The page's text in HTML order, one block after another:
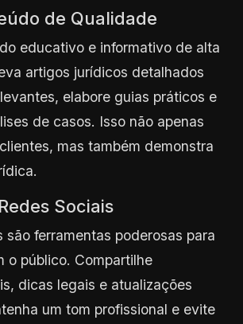
de Qualidade
educativo e informativo de alta
artigos jurídicos detalhados
elabore guias práticos e
de casos. Isso não apenas
mas também demonstra
Sociais
são ferramentas poderosas para
o público. Compartilhe
dicas legais e atualizações
um tom profissional e evite